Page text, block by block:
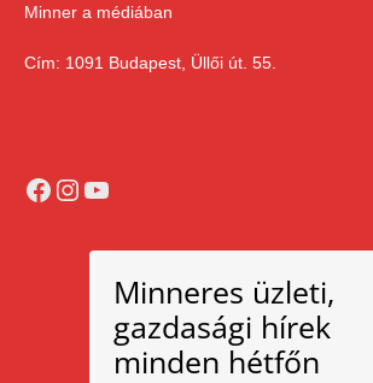
Minner a médiában
Cím: 1091 Budapest, Üllői út. 55.
Facebook
Instagram
YouTube
Minneres üzleti,
gazdasági hírek
minden hétfőn